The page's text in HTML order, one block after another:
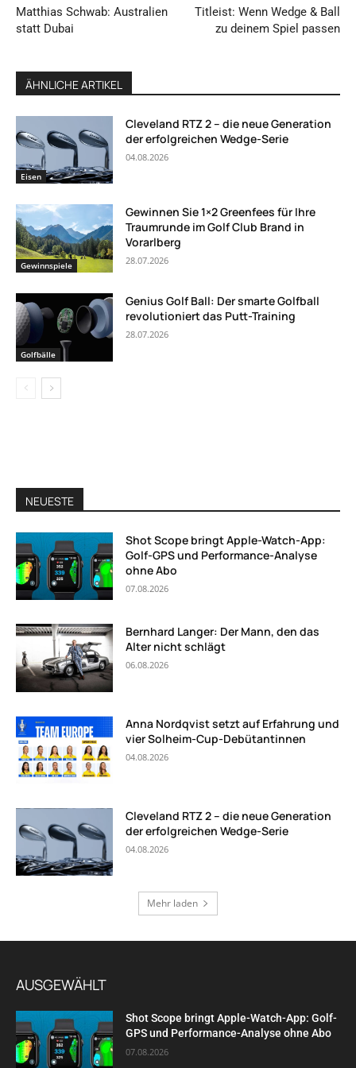
Matthias Schwab: Australien
statt Dubai
Titleist: Wenn Wedge & Ball
zu deinem Spiel passen
ÄHNLICHE ARTIKEL
Eisen
Cleveland RTZ 2 – die neue Generation
der erfolgreichen Wedge-Serie
04.08.2026
Gewinnspiele
Gewinnen Sie 1×2 Greenfees für Ihre
Traumrunde im Golf Club Brand in
Vorarlberg
28.07.2026
Golfbälle
Genius Golf Ball: Der smarte Golfball
revolutioniert das Putt-Training
28.07.2026
NEUESTE
Shot Scope bringt Apple-Watch-App:
Golf-GPS und Performance-Analyse
ohne Abo
07.08.2026
Bernhard Langer: Der Mann, den das
Alter nicht schlägt
06.08.2026
Anna Nordqvist setzt auf Erfahrung und
vier Solheim-Cup-Debütantinnen
04.08.2026
Cleveland RTZ 2 – die neue Generation
der erfolgreichen Wedge-Serie
04.08.2026
Mehr laden
AUSGEWÄHLT
Shot Scope bringt Apple-Watch-App: Golf-
GPS und Performance-Analyse ohne Abo
07.08.2026